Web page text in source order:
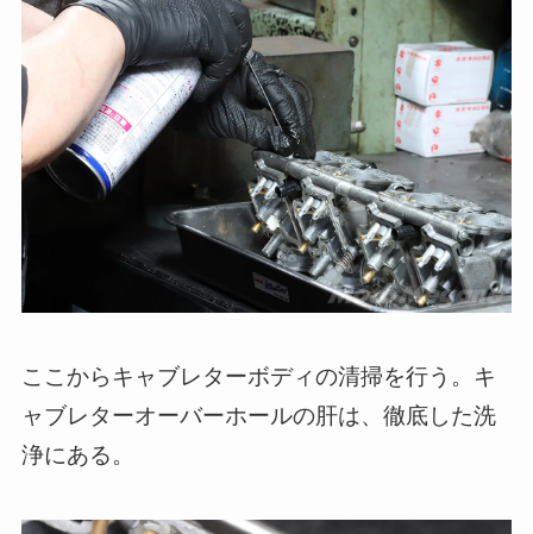
ここからキャブレターボディの清掃を行う。キ
ャブレターオーバーホールの肝は、徹底した洗
浄にある。